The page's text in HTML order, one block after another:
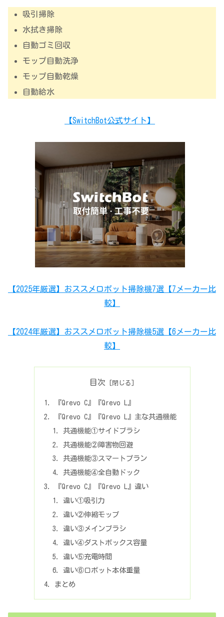
吸引掃除
水拭き掃除
自動ゴミ回収
モップ自動洗浄
モップ自動乾燥
自動給水
【SwitchBot公式サイト】
【2025年厳選】おススメロボット掃除機7選【7メーカー比
較】
【2024年厳選】おススメロボット掃除機5選【6メーカー比
較】
目次
『Qrevo C』『Qrevo L』
『Qrevo C』『Qrevo L』主な共通機能
共通機能①サイドブラシ
共通機能②障害物回避
共通機能③スマートプラン
共通機能④全自動ドック
『Qrevo C』『Qrevo L』違い
違い①吸引力
違い②伸縮モップ
違い③メインブラシ
違い④ダストボックス容量
違い⑤充電時間
違い⑥ロボット本体重量
まとめ